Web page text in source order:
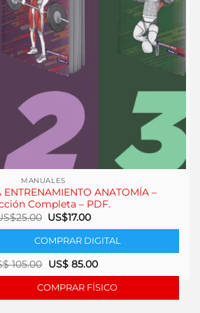
MANUALES
ENTRENAMIENTO ANATOMÍA –
Completa – PDF.
25.00 El
precio
era:
US$25.00.
US$17.00El
actual
es:
US$17.00.
COMPRAR DIGITAL
105.00 US$ 85.00
COMPRAR FÍSICO